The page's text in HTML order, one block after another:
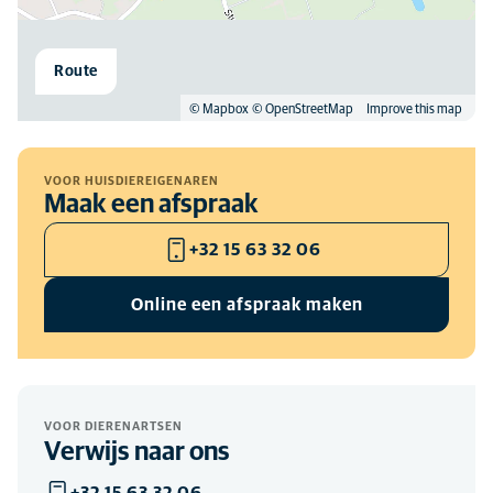
© Mapbox © OpenStreetMap Improve this map
Route
VOOR HUISDIEREIGENAREN
Maak een afspraak
+32 15 63 32 06
Online een afspraak maken
VOOR DIERENARTSEN
Verwijs naar ons